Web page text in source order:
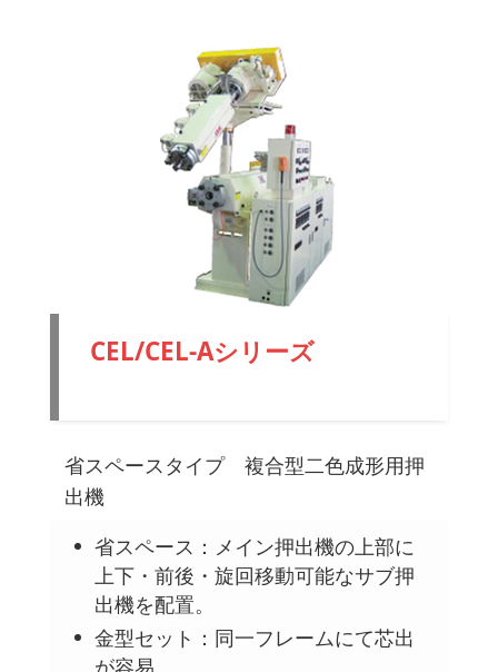
CEL/CEL-Aシリーズ
省スペースタイプ 複合型二色成形用押
出機
省スペース：メイン押出機の上部に
上下・前後・旋回移動可能なサブ押
出機を配置。
金型セット：同一フレームにて芯出
が容易。